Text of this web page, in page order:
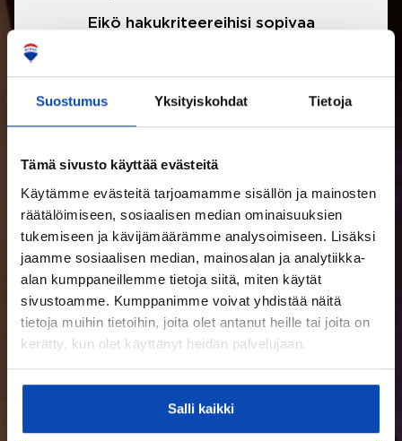
Suostumus Yksityiskohdat Tietoja
Tämä sivusto käyttää evästeitä
Käytämme evästeitä tarjoamamme sisällön ja mainosten
räätälöimiseen, sosiaalisen median ominaisuuksien
tukemiseen ja kävijämäärämme analysoimiseen. Lisäksi
jaamme sosiaalisen median, mainosalan ja analytiikka-
alan kumppaneillemme tietoja siitä, miten käytät
sivustoamme. Kumppanimme voivat yhdistää näitä
tietoja muihin tietoihin, joita olet antanut heille tai joita on
kerätty, kun olet käyttänyt heidän palvelujaan.
Salli kaikki
Eikö hakukriteereihisi sopivaa
LUE LISÄÄ